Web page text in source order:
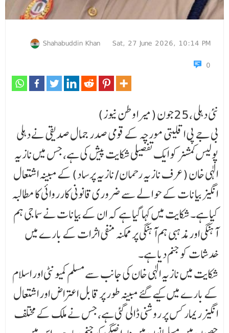
Shahabuddin Khan
Sat, 27 June 2026, 10:14 PM
0
نئی دہلی ،25جون (میرا وطن نیوز)
بی جے پی اقلیتی مورچہ کے قومی صدر جمال صدیقی نے دہلی
پولیس کمشنر کو ایک تفصیلی شکایت پیش کی ہے، جس میں نازیہ
الٰہی خان (عرف نازیہ رحمان / نازیہ پرساد) کے مبینہ اشتعال
انگیز بیانات کے حو ا لے سے ضروری قانونی کارروائی کا مطالبہ
کیا ہے۔ شکایت میں کہا گیا ہے کہ ان کے بیانات نے سما جی ہم
آہنگی اور مذہبی ہم آہنگی پر ممکنہ منفی اثرات کے بارے میں
خدشات کو جنم دیا ہے۔
شکایت میں نازیہ الٰہی خان کی جانب سے مسلم کمیونٹی اور اسلام
کے بارے میں کیے گئے مبینہ طور پر قا بل اعتراض اور اشتعال
انگیز ریمارکس پر روشنی ڈالی گئی ہے، جس نے ملک کے مختلف